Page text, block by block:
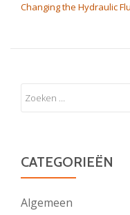
Changing the Hydraulic
CATEGORIEËN
Algemeen